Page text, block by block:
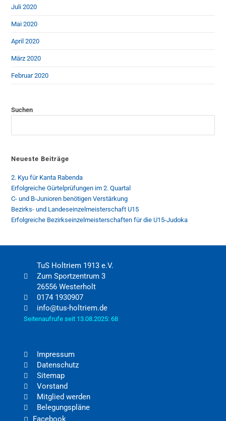
Juli 2020
Mai 2020
April 2020
März 2020
Februar 2020
Suchen
Neueste Beiträge
2. Kyu für Kanta Rabenda
Erfolgreiche Gürtelprüfungen im 2. Quartal
C- und B-Junioren benötigen Verstärkung
Bezirks- und Landeseinzelmeisterschaft U15
Erfolgreiche Bezirkseinzelmeisterschaften für die U15-Judoka
TuS Holtriem 1913 e.V.
Zum Sportzentrum 3
26556 Westerholt
0174 1930907
info@tus-holtriem.de
Seitenaufrufe seit 13.08.2025: 68
Impressum
Datenschutz
Sitemap
Vorstand
Mitglied werden
Belegungspläne
Facebook